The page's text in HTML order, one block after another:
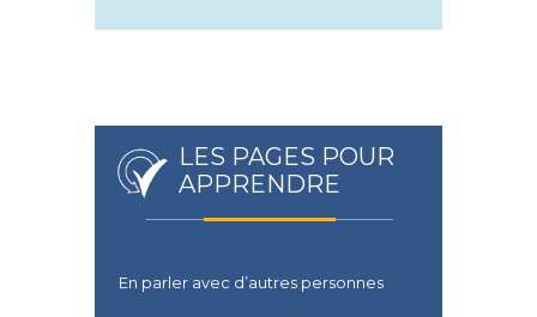
LES PAGES POUR
APPRENDRE
En parler avec d’autres personnes